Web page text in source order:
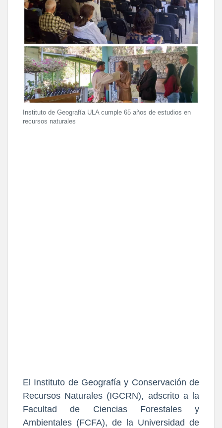
Instituto de Geografía ULA cumple 65 años de estudios en
recursos naturales
El Instituto de Geografía y Conservación de
Recursos Naturales (IGCRN), adscrito a la
Facultad de Ciencias Forestales y
Ambientales (FCFA), de la Universidad de